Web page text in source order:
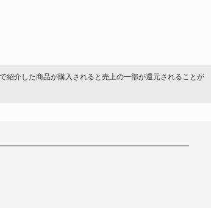
紹介した商品が購入されると売上の一部が還元されることが